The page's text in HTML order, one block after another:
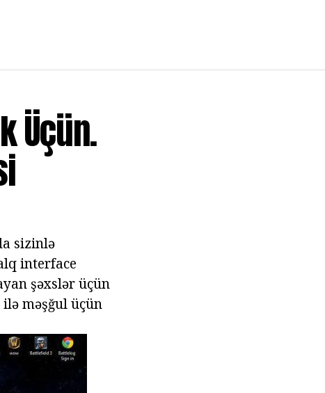
Üçün.
sizinlə
interface
şəxslər üçün
məşğul üçün